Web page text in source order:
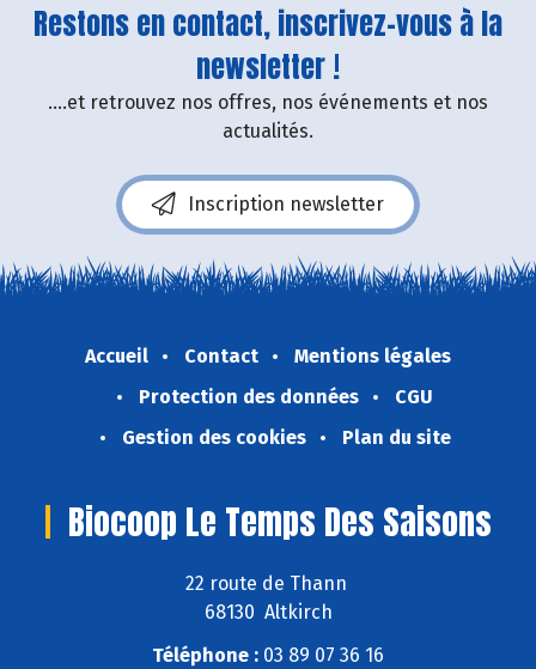
Restons en contact, inscrivez-vous à la
newsletter !
....et retrouvez nos offres, nos événements et nos
actualités.
Inscription newsletter
Accueil Contact
Mentions légales
Protection des données
CGU
Gestion des cookies
Plan du site
Biocoop Le Temps Des Saisons
22 route de Thann
68130 Altkirch
Téléphone : 03 89 07 36 16